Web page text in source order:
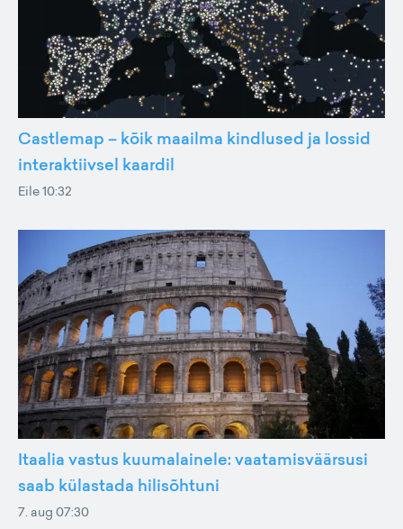
Castlemap – kõik maailma kindlused ja lossid
interaktiivsel kaardil
Eile 10:32
Itaalia vastus kuumalainele: vaatamisväärsusi
saab külastada hilisõhtuni
7. aug 07:30